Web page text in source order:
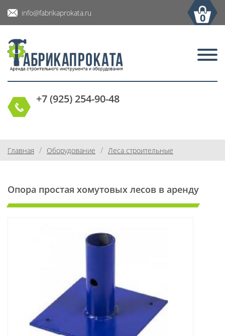
info@fabrikaprokata.ru 0
+7 (925) 254-90-48
Главная / Оборудование / Леса строительные
Опора простая хомутовых лесов в аренду